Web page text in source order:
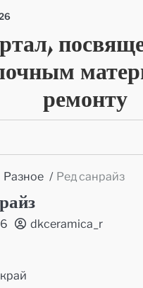
ремонту
Разное Ред санрайз
dkceramica_r